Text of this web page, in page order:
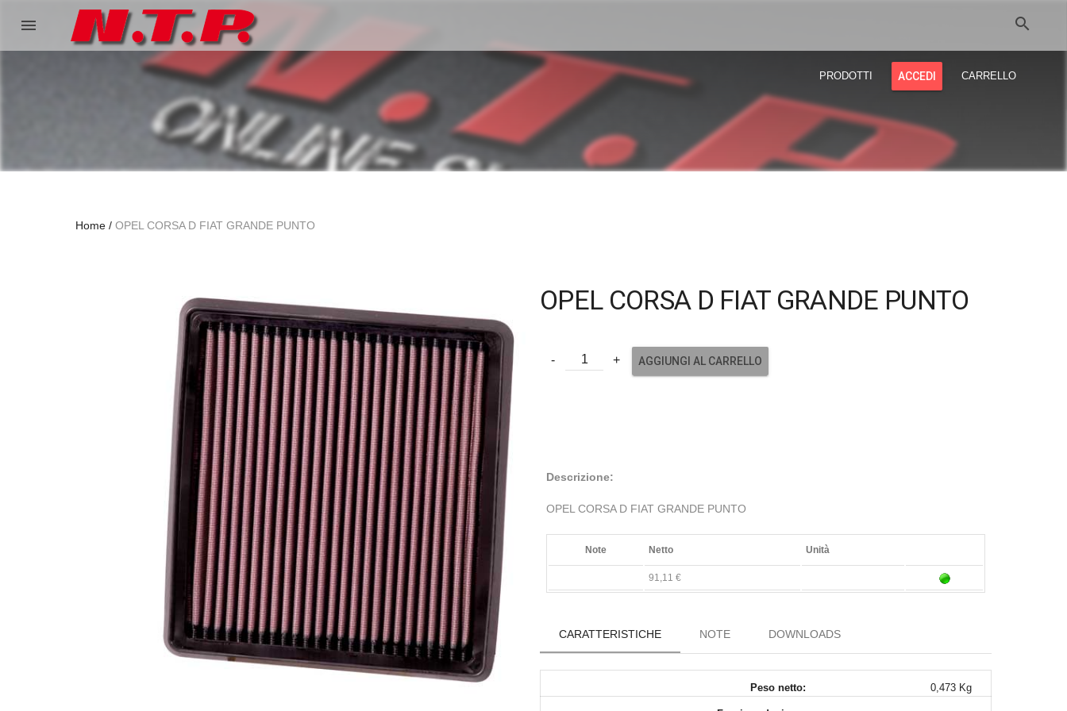
menu search
PRODOTTI ACCEDI CARRELLO
Home OPEL CORSA D FIAT GRANDE PUNTO
OPEL CORSA D FIAT GRANDE PUNTO
AGGIUNGI AL CARRELLO
Descrizione:
OPEL CORSA D FIAT GRANDE PUNTO
Note Netto Unità
91,11 €
CARATTERISTICHE NOTE DOWNLOADS
Peso netto: 0,473 Kg